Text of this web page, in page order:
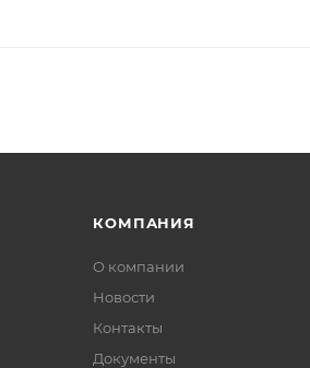
КОМПАНИЯ
О компании
Новости
Контакты
Документы